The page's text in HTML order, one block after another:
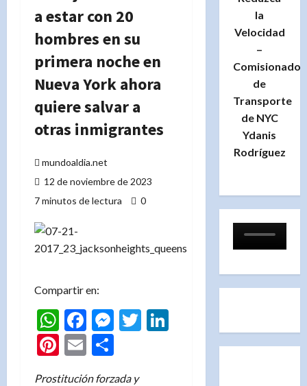
a estar con 20
hombres en su
primera noche en
Nueva York ahora
quiere salvar a
otras inmigrantes
mundoaldia.net
12 de noviembre de 2023
7 minutos de lectura
0
Compartir en:
WhatsApp
Facebook
Messenger
Twitter
Pinterest
Email
Prostitución forzada y
la
Velocidad
–
Comisionado
de
Transporte
de NYC
Ydanis
Rodríguez